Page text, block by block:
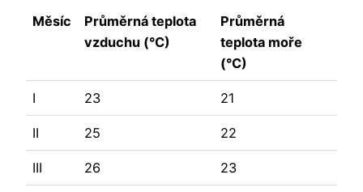
Měsíc
Průměrná teplota
vzduchu (°C)
Průměrná
teplota moře
(°C)
I 23 21
II 25 22
III 26 23